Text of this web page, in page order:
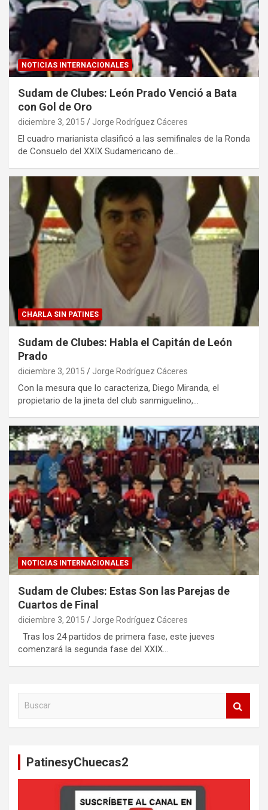
NOTICIAS INTERNACIONALES
Sudam de Clubes: León Prado Venció a Bata
con Gol de Oro
diciembre 3, 2015 Jorge Rodríguez Cáceres
El cuadro marianista clasificó a las semifinales de la Ronda
de Consuelo del XXIX Sudamericano de…
CHARLA SIN PATINES
Sudam de Clubes: Habla el Capitán de León
Prado
diciembre 3, 2015 Jorge Rodríguez Cáceres
Con la mesura que lo caracteriza, Diego Miranda, el
propietario de la jineta del club sanmiguelino,…
NOTICIAS INTERNACIONALES
Sudam de Clubes: Estas Son las Parejas de
Cuartos de Final
diciembre 3, 2015 Jorge Rodríguez Cáceres
Tras los 24 partidos de primera fase, este jueves
comenzará la segunda fase del XXIX…
PatinesyChuecas2